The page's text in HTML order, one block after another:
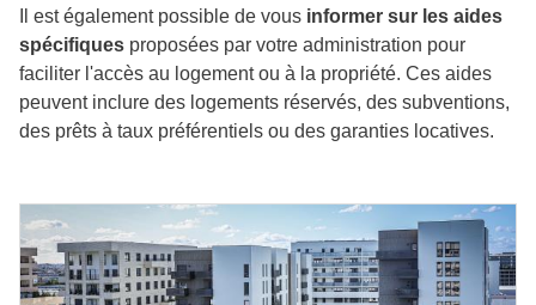
Il est également possible de vous informer sur les aides
spécifiques proposées par votre administration pour
faciliter l'accès au logement ou à la propriété. Ces aides
peuvent inclure des logements réservés, des subventions,
des prêts à taux préférentiels ou des garanties locatives.